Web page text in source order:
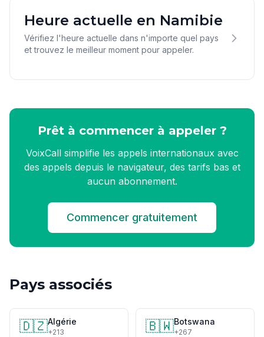
Heure actuelle en Namibie
Vérifiez l'heure actuelle dans n'importe quel pays
et trouvez le meilleur moment pour appeler.
Prêt à commencer à appeler ?
VoixCall simplifie les appels internationaux avec
des appels depuis le navigateur, des tarifs bas et
aucun abonnement.
Commencer gratuitement
Pays associés
🇩🇿Algérie
+213 🇧🇼Botswana
+267